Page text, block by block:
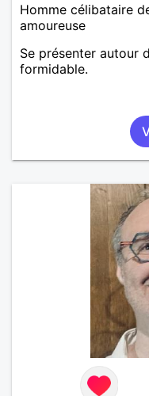
Homme célibataire
amoureuse
Se présenter autour
formidable.